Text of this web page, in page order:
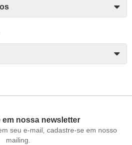
em nossa newsletter
seu e-mail, cadastre-se em nosso
mailing.